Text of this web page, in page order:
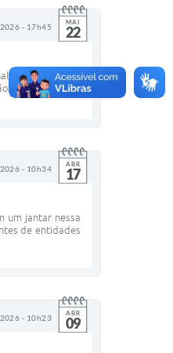
- 17h45 MAI
22
estão na pauta
Paulo, para...
- 10h34 ABR
17
um jantar nessa
de entidades
- 10h23 ABR
09